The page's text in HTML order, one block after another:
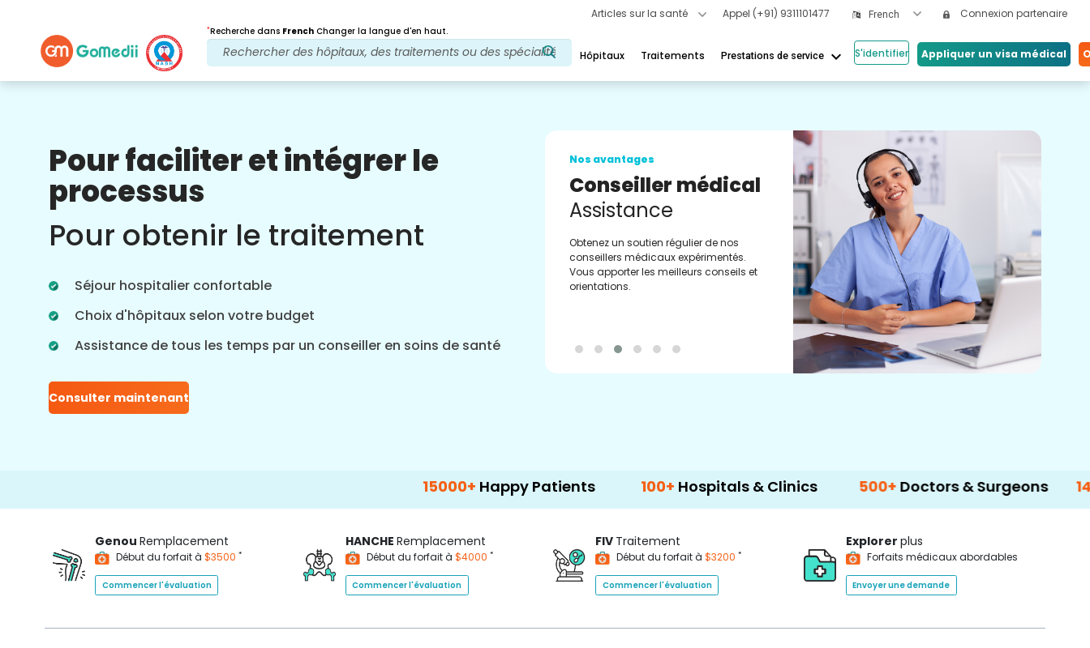
Articles sur la santé Appel (+91) 9311101477 French Connexion partenaire
*Recherche dans French Changer la langue d'en haut.
Hôpitaux Traitements Prestations de service keyboard_arrow_down S'identifier Appliquer un visa médical
Pour faciliter et intégrer le
processus
Pour obtenir le traitement
Séjour hospitalier confortable
Choix d'hôpitaux selon votre budget
Assistance de tous les temps par un conseiller en soins de santé
Consulter maintenant
Nos avantages
Après traitement
Suivi des soins
Bénéficiez d'une assistance médicale et
vos problèmes à tout moment. Mises à
traitement.
Nos avantages
Conseiller médical
Assistance
Obtenez un soutien régulier de nos
conseillers médicaux expérimentés.
Vous apporter les meilleurs conseils et
orientations.
Happy Patients 100+ Hospitals & Clinics 500+ Doctors & Surgeons 14+
Genou Remplacement
Début du forfait à $3500 *
Commencer l'évaluation
HANCHE Remplacement
Début du forfait à $4000 *
Commencer l'évaluation
FIV Traitement
Début du forfait à $3200 *
Commencer l'évaluation
Explorer plus
Forfaits médicaux abordables
Envoyer une demande